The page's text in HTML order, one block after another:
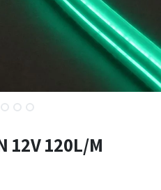
12V 120L/M